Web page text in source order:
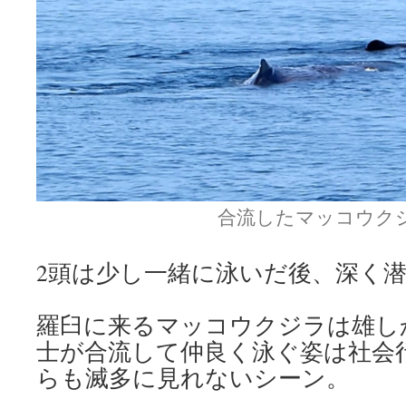
合流したマッコウク
2頭は少し一緒に泳いだ後、深く
羅臼に来るマッコウクジラは雄
士が合流して仲良く泳ぐ姿は社
らも滅多に見れないシーン。